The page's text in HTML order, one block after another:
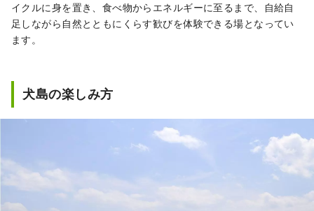
イクルに身を置き、食べ物からエネルギーに至るまで、自給自
足しながら自然とともにくらす歓びを体験できる場となってい
ます。
犬島の楽しみ方